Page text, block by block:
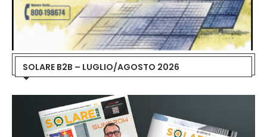
SOLARE B2B – LUGLIO/AGOSTO 2026